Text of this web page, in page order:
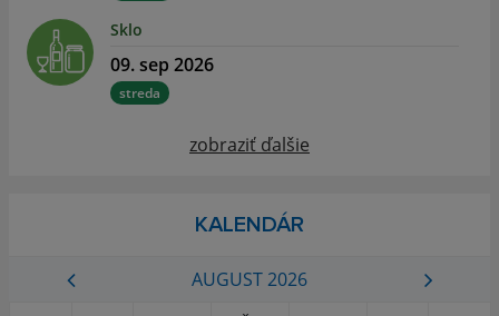
Sklo
09. sep 2026
streda
zobraziť ďalšie
KALENDÁR
AUGUST 2026